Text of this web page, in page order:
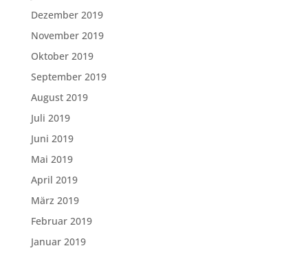
Dezember 2019
November 2019
Oktober 2019
September 2019
August 2019
Juli 2019
Juni 2019
Mai 2019
April 2019
März 2019
Februar 2019
Januar 2019